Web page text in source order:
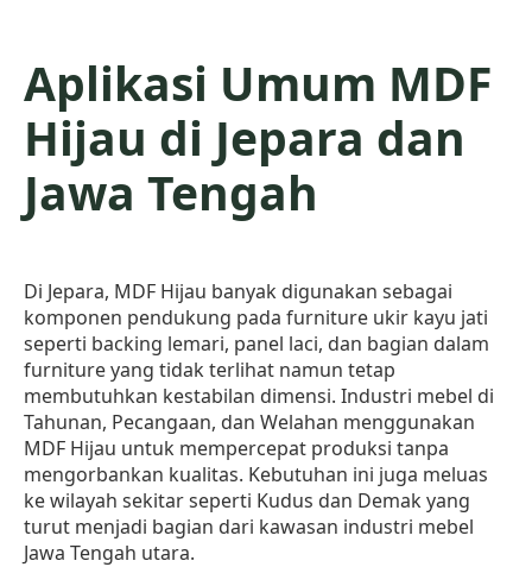
Aplikasi Umum MDF
Hijau di Jepara dan
Jawa Tengah
Di Jepara, MDF Hijau banyak digunakan sebagai
komponen pendukung pada furniture ukir kayu jati
seperti backing lemari, panel laci, dan bagian dalam
furniture yang tidak terlihat namun tetap
membutuhkan kestabilan dimensi. Industri mebel di
Tahunan, Pecangaan, dan Welahan menggunakan
MDF Hijau untuk mempercepat produksi tanpa
mengorbankan kualitas. Kebutuhan ini juga meluas
ke wilayah sekitar seperti Kudus dan Demak yang
turut menjadi bagian dari kawasan industri mebel
Jawa Tengah utara.